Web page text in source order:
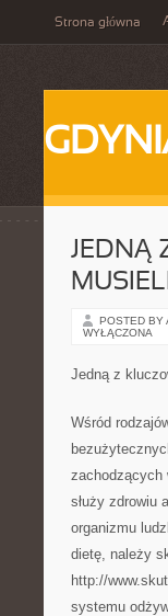
Strona główna
JEDNĄ
POSTED BY
WYŁĄCZONA
Jedną z
Wśród
zachodzących
służy zdrowiu
organizmu
dietę, należy
http://
systemu